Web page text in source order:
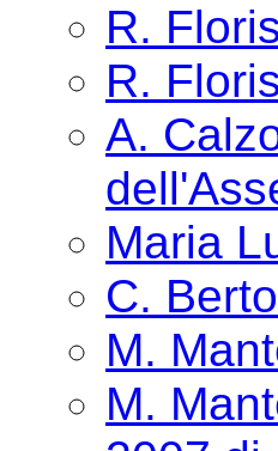
R.
R.
A.
Maria
C.
M.
M.